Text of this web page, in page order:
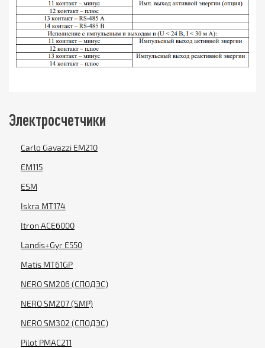
Электросчетчики
Carlo Gavazzi EM210
EM115
ESM
Iskra MT174
Itron ACE6000
Landis+Gyr E550
Matis MT61GP
NERO SM206 (СПОДЭС)
NERO SM207 (SMP)
NERO SM302 (СПОДЭС)
Pilot PMAC211